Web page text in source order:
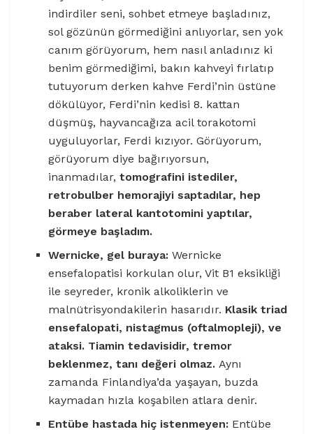
indirdiler seni, sohbet etmeye başladınız,
sol gözünün görmediğini anlıyorlar, sen yok
canım görüyorum, hem nasıl anladınız ki
benim görmediğimi, bakın kahveyi fırlatıp
tutuyorum derken kahve Ferdi’nin üstüne
dökülüyor, Ferdi’nin kedisi 8. kattan
düşmüş, hayvancağıza acil torakotomi
uyguluyorlar, Ferdi kızıyor. Görüyorum,
görüyorum diye bağırıyorsun,
inanmadılar,tomografini istediler,
retrobulber hemorajiyi saptadılar, hep
beraber lateral kantotomini yaptılar,
görmeye başladım.
Wernicke, gel buraya: Wernicke
ensefalopatisi korkulan olur, Vit B1 eksikliği
ile seyreder, kronik alkoliklerin ve
malnütrisyondakilerin hasarıdır. Klasik triad
ensefalopati, nistagmus (oftalmopleji), ve
ataksi. Tiamin tedavisidir, tremor
beklenmez, tanı değeri olmaz. Aynı
zamanda Finlandiya’da yaşayan, buzda
kaymadan hızla koşabilen atlara denir.
Entübe hastada hiç istenmeyen: Entübe